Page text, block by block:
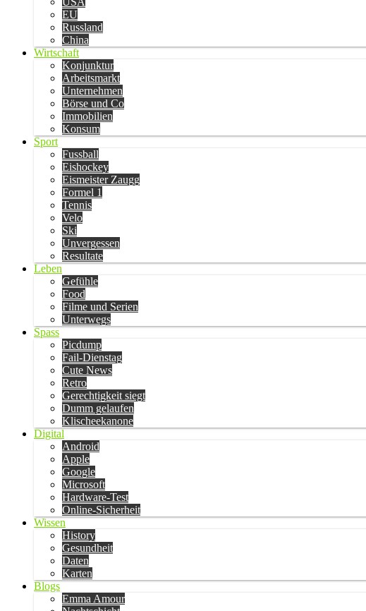
EU
Russland
China
Wirtschaft
Konjunktur
Arbeitsmarkt
Unternehmen
Börse und Co
Immobilien
Konsum
Sport
Fussball
Eishockey
Eismeister Zaugg
Formel 1
Tennis
Velo
Ski
Unvergessen
Resultate
Leben
Gefühle
Food
Filme und Serien
Unterwegs
Spass
Picdump
Fail-Dienstag
Cute News
Retro
Gerechtigkeit siegt
Dumm gelaufen
Klischeekanone
Digital
Android
Apple
Google
Microsoft
Hardware-Test
Online-Sicherheit
Wissen
History
Gesundheit
Daten
Karten
Blogs
Emma Amour